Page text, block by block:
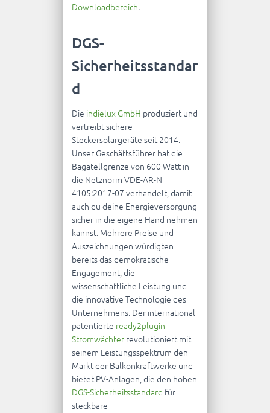
Downloadbereich.
DGS-
Sicherheitsstandar
d
Die indielux GmbH produziert und
vertreibt sichere
Steckersolargeräte seit 2014.
Unser Geschäftsführer hat die
Bagatellgrenze von 600 Watt in
die Netznorm VDE-AR-N
4105:2017-07 verhandelt, damit
auch du deine Energieversorgung
sicher in die eigene Hand nehmen
kannst. Mehrere Preise und
Auszeichnungen würdigten
bereits das demokratische
Engagement, die
wissenschaftliche Leistung und
die innovative Technologie des
Unternehmens. Der international
patentierte ready2plugin
Stromwächter revolutioniert mit
seinem Leistungsspektrum den
Markt der Balkonkraftwerke und
bietet PV-Anlagen, die den hohen
DGS-Sicherheitsstandard für
steckbare